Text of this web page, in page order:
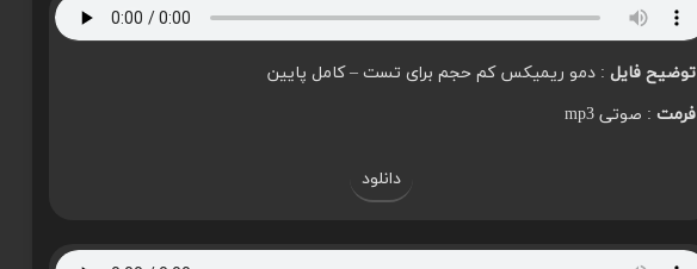
توضیح فایل : دمو ریمیکس کم حجم برای تست – کامل پایین
فرمت : صوتی mp3
دانلود